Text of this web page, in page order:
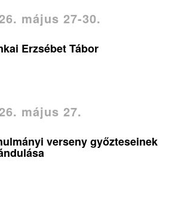
május 27-30.
Erzsébet Tábor
május 27.
verseny győzteseinek